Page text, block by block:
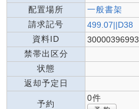
配置場所
一般書架
請求記号
499.07||D38
資料ID
30000396993
禁帯出区分
状態
返却予定日
予約
0件